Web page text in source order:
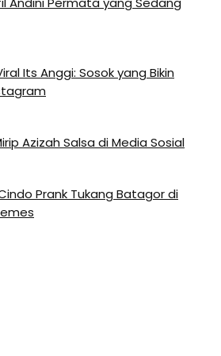
Its Anggi: Sosok yang Bikin
Azizah Salsa di Media Sosial
Prank Tukang Batagor di